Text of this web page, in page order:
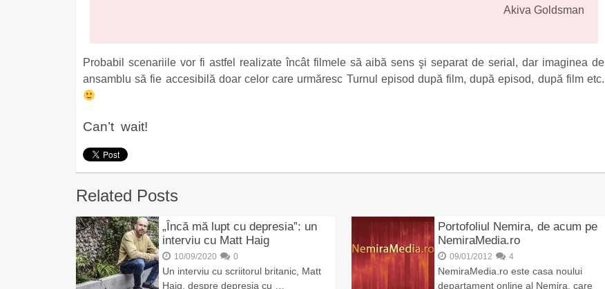
Akiva Goldsman
Probabil scenariile vor fi astfel realizate încât filmele să aibă sens şi separat de serial, dar imaginea de
Can’t wait!
Related Posts
„Încă mă lupt cu depresia”: un
interviu cu Matt Haig
10/09/2020 0
Un interviu cu scriitorul britanic, Matt
Haig, despre depresia cu …
Portofoliul Nemira, de acum pe
NemiraMedia.ro
09/01/2012 4
NemiraMedia.ro este casa noului
departament online al Nemira, care